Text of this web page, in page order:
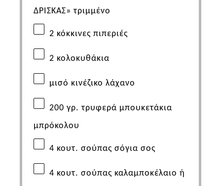
ΔΡΙΣΚΑΣ» τριμμένο
2 κόκκινες πιπεριές
2 κολοκυθάκια
μισό κινέζικο λάχανο
200 γρ. τρυφερά μπουκετάκια
μπρόκολου
4 κουτ. σούπας σόγια σος
4 κουτ. σούπας καλαμποκέλαιο ή